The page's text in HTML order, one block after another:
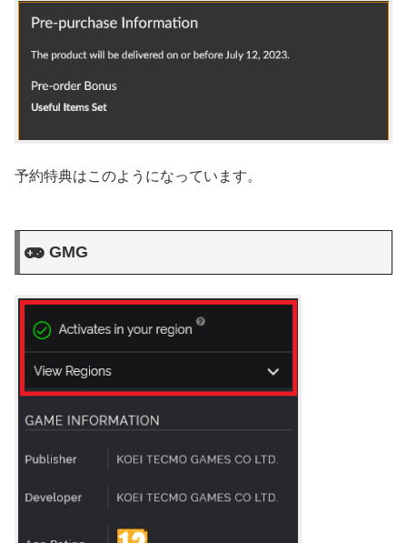
予約特典はこのようになっています。
GMG